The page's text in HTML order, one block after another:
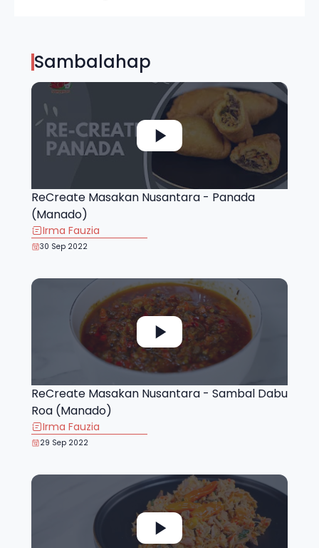
Sambalahap
ReCreate Masakan Nusantara - Panada
(Manado)
Irma Fauzia
30 Sep 2022
ReCreate Masakan Nusantara - Sambal Dabu
Roa (Manado)
Irma Fauzia
29 Sep 2022